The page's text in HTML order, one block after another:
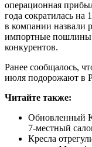
операционная
года сократилась
в компании назвали
импортные пошлины
конкурентов.
Ранее сообщалось,
июля подорожают в
Читайте также:
Обновленный
7-местный
Кресла